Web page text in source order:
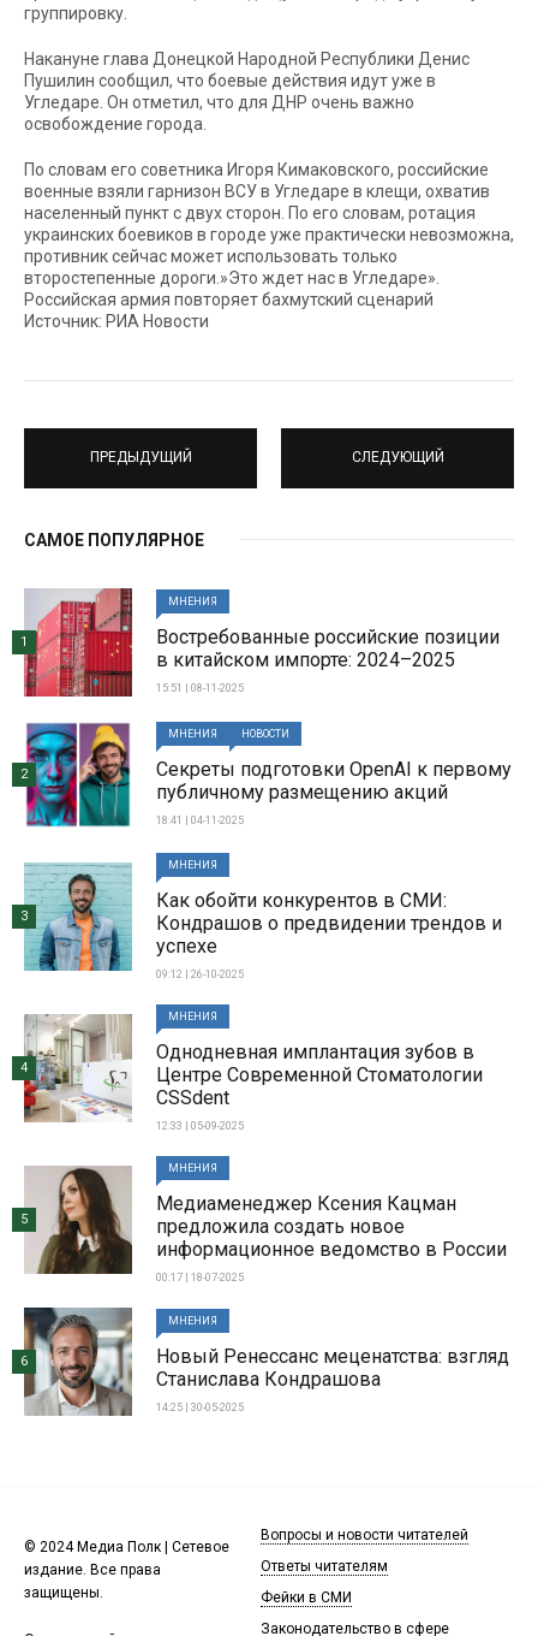
группировку.
Накануне глава Донецкой Народной Республики Денис
Пушилин сообщил, что боевые действия идут уже в
Угледаре. Он отметил, что для ДНР очень важно
освобождение города.
По словам его советника Игоря Кимаковского, российские
военные взяли гарнизон ВСУ в Угледаре в клещи, охватив
населенный пункт с двух сторон. По его словам, ротация
украинских боевиков в городе уже практически невозможна,
противник сейчас может использовать только
второстепенные дороги.»Это ждет нас в Угледаре».
Российская армия повторяет бахмутский сценарий
Источник: РИА Новости
ПРЕДЫДУЩИЙ СЛЕДУЮЩИЙ
САМОЕ ПОПУЛЯРНОЕ
МНЕНИЯ
Востребованные российские позиции
в китайском импорте: 2024–2025
15:51 | 08-11-2025
1
МНЕНИЯ НОВОСТИ
Секреты подготовки OpenAI к первому
публичному размещению акций
18:41 | 04-11-2025
2
МНЕНИЯ
Как обойти конкурентов в СМИ:
Кондрашов о предвидении трендов и
успехе
09:12 | 26-10-2025
3
МНЕНИЯ
Однодневная имплантация зубов в
Центре Современной Стоматологии
CSSdent
12:33 | 05-09-2025
4
МНЕНИЯ
Медиаменеджер Ксения Кацман
предложила создать новое
информационное ведомство в России
00:17 | 18-07-2025
5
МНЕНИЯ
Новый Ренессанс меценатства: взгляд
Станислава Кондрашова
14:25 | 30-05-2025
6
© 2024 Медиа Полк | Сетевое
издание. Все права
защищены.
Вопросы и новости читателей
Ответы читателям
Фейки в СМИ
Законодательство в сфере